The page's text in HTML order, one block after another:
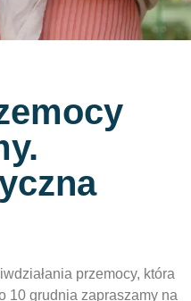
przemocy, która
10 grudnia zapraszamy na